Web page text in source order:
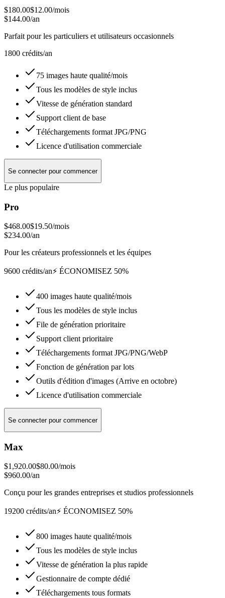
$180.00$12.00/mois
$144.00/an
Parfait pour les particuliers et utilisateurs occasionnels
1800 crédits/an
75 images haute qualité/mois
Tous les modèles de style inclus
Vitesse de génération standard
Support client de base
Téléchargements format JPG/PNG
Licence d'utilisation commerciale
Se connecter pour commencer
Le plus populaire
Pro
$468.00$19.50/mois
$234.00/an
Pour les créateurs professionnels et les équipes
9600 crédits/an⚡ ÉCONOMISEZ 50%
400 images haute qualité/mois
Tous les modèles de style inclus
File de génération prioritaire
Support client prioritaire
Téléchargements format JPG/PNG/WebP
Fonction de génération par lots
Outils d'édition d'images (Arrive en octobre)
Licence d'utilisation commerciale
Se connecter pour commencer
Max
$1,920.00$80.00/mois
$960.00/an
Conçu pour les grandes entreprises et studios professionnels
19200 crédits/an⚡ ÉCONOMISEZ 50%
800 images haute qualité/mois
Tous les modèles de style inclus
Vitesse de génération la plus rapide
Gestionnaire de compte dédié
Téléchargements tous formats